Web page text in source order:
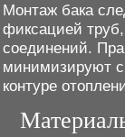
Монтаж бака
фиксацией
соединений.
минимизируют
контуре